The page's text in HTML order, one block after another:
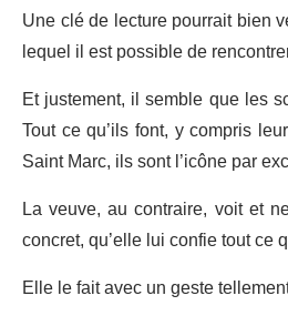
Une clé de lecture pourrait bien
lequel il est possible de
Et justement, il semble que les
Tout ce qu’ils font, y compris
Saint Marc, ils sont l’icône par
La veuve, au contraire, voit et
concret, qu’elle lui confie tout ce
Elle le fait avec un geste